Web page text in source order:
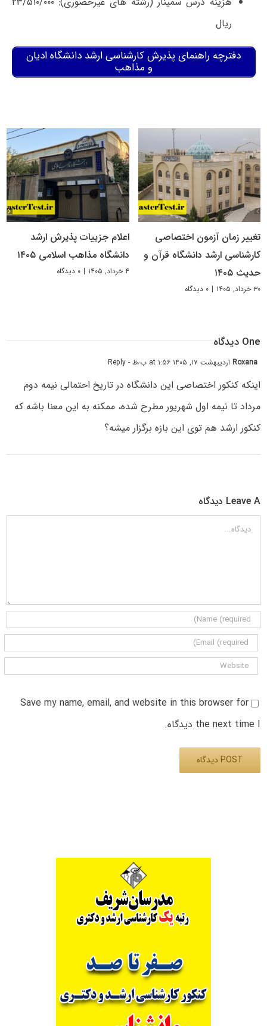
ریال
دفترچه راهنمای پذیرش کارشناسی ارشد دانشگاه ادیان
و مذاهب
تغییر زمان آزمون اختصاصی
کارشناسی ارشد دانشگاه قرآن و
حدیث ۱۴۰۵
۳۰ خرداد, ۱۴۰۵ | ۰ دیدگاه
اعلام جزییات پذیرش ارشد
دانشگاه مذاهب اسلامی ۱۴۰۵
۴ خرداد, ۱۴۰۵ | ۰ دیدگاه
One دیدگاه
Roxanaاردیبهشت ۱۷, ۱۴۰۵ at ۱:۵۶ ب٫ظ - Reply
اینکه کنکور اختصاصی این دانشگاه در تاریخ احتمالی نیمه دوم
مرداد تا نیمه اول شهریور مطرح شده، ممکنه به این معنا باشه که
کنکور ارشد هم توی این بازه برگزار میشه؟
Leave A دیدگاه
دیدگاه
Save my name, email, and website in this browser for
the next time I دیدگاه.